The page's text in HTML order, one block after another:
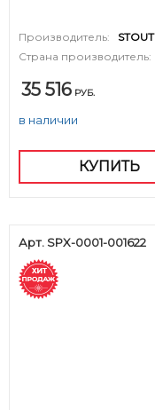
Производитель:
STOUT
Страна производитель:
35 516 РУБ.
в наличии
КУПИТЬ
Арт. SPX-0001-001622